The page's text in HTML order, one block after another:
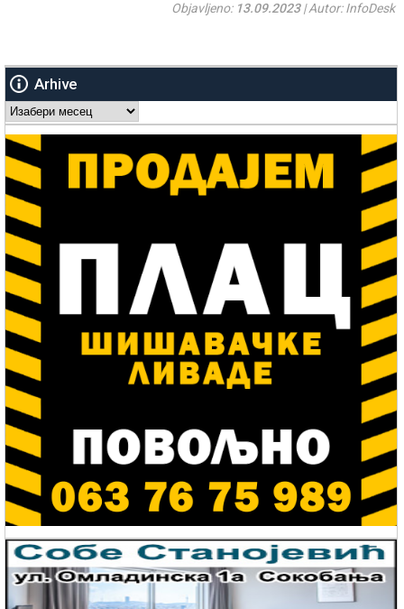
Objavljeno: 13.09.2023| Autor: InfoDesk
Arhive
Arhive